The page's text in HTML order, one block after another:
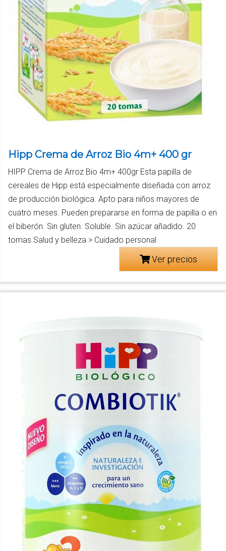
Hipp Crema de Arroz Bio 4m+ 400 gr
HIPP Crema de Arroz Bio 4m+ 400gr Esta papilla de
cereales de Hipp está especialmente diseñada con arroz
de producción biológica. Apto para niños mayores de
cuatro meses. Pueden prepararse en forma de papilla o en
el biberón. Sin gluten. Soluble. Sin azúcar añadido. 20
tomas.Salud y belleza > Cuidado personal
Ver precios